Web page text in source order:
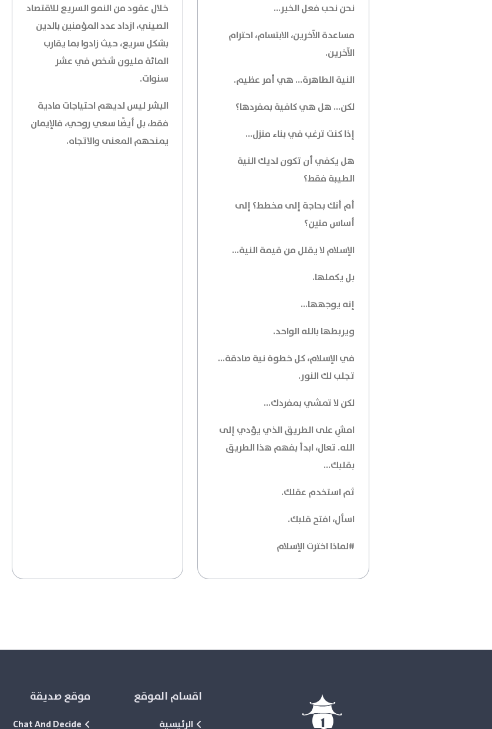
نحن نحب فعل الخير...
مساعدة الآخرين، الابتسام، احترام
الآخرين.
النية الطاهرة... هي أمر عظيم.
لكن... هل هي كافية بمفردها؟
إذا كنت ترغب في بناء منزل...
هل يكفي أن تكون لديك النية
الطيبة فقط؟
أم أنك بحاجة إلى مخطط؟ إلى
أساس متين؟
الإسلام لا يقلل من قيمة النية...
بل يكملها.
إنه يوجهها...
ويربطها بالله الواحد.
في الإسلام، كل خطوة نية صادقة...
تجلب لك النور.
لكن لا تمشي بمفردك...
امشِ على الطريق الذي يؤدي إلى
الله. تعال، ابدأ بفهم هذا الطريق
بقلبك...
ثم استخدم عقلك.
اسأل، افتح قلبك.
#لماذا اخترت الإسلام
خلال عقود من النمو السريع للاقتصاد
الصيني، ازداد عدد المؤمنين بالدين
بشكل سريع، حيث زادوا بما يقارب
المائة مليون شخص في عشر
سنوات.
البشر ليس لديهم احتياجات مادية
فقط، بل أيضًا سعي روحي، فالإيمان
يمنحهم المعنى والاتجاه.
اقسام الموقع
الرئيسية
موقع صديقة
Chat And Decide